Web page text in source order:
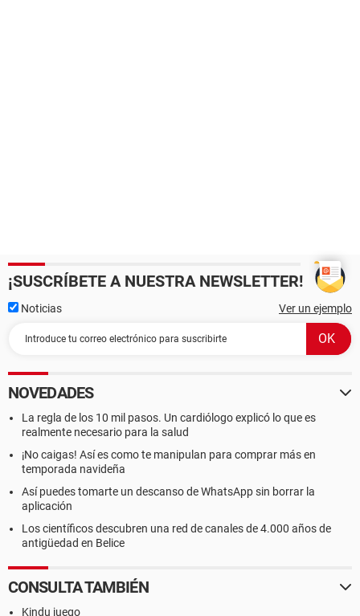
¡SUSCRÍBETE A NUESTRA NEWSLETTER!
Noticias Ver un ejemplo
NOVEDADES
La regla de los 10 mil pasos. Un cardiólogo explicó lo que es
realmente necesario para la salud
¡No caigas! Así es como te manipulan para comprar más en
temporada navideña
Así puedes tomarte un descanso de WhatsApp sin borrar la
aplicación
Los científicos descubren una red de canales de 4.000 años de
antigüedad en Belice
CONSULTA TAMBIÉN
Kindu juego